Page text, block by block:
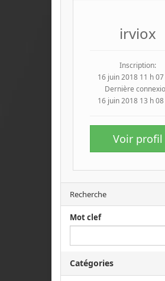
irviox
Inscription:
16 juin 2018 11 h
Dernière
16 juin 2018 13 h
Voir profil
Recherche
Mot clef
Catégories